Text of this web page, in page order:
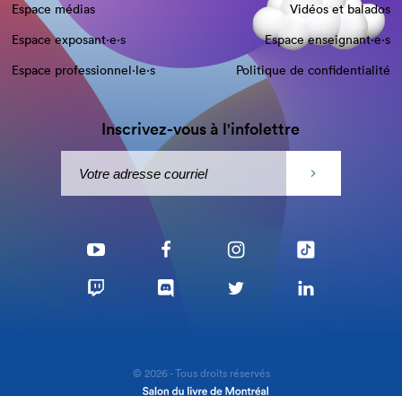
Espace médias
Vidéos et balados
Espace exposant·e⋅s
Espace enseignant·e⋅s
Espace professionnel·le⋅s
Politique de confidentialité
Inscrivez-vous à l'infolettre
© 2026 - Tous droits réservés